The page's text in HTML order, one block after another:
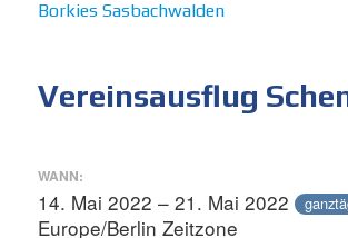
Sasbachwalden
Vereinsausflug
WANN:
14. Mai 2022 – 21. Mai 2022
Europe/Berlin Zeitzone